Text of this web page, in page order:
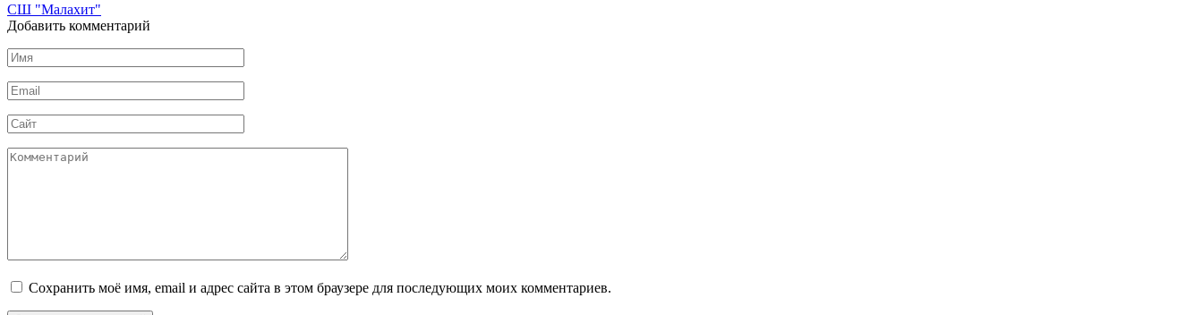
СШ "Малахит"
Добавить комментарий
Имя
*
Email
*
Сайт
Комментарий
Сохранить моё имя, email и адрес сайта в этом браузере для последующих моих комментариев.